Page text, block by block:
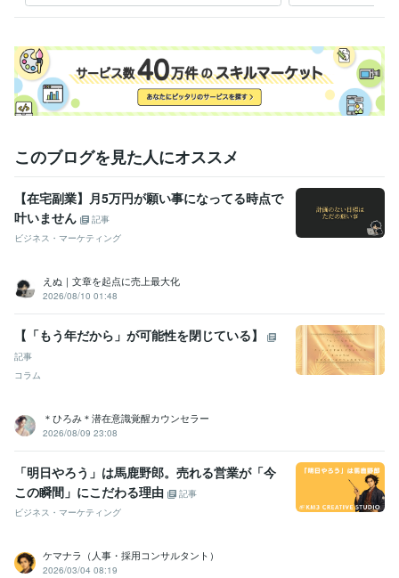
ール設計 専門用語なし　丸投げオーダメイド 業務設計図作成
動画編集・映像制作 オリジナル楽曲制作【納品実績5件】
売れる生
き残る皆に愛されるお店の作り方！ 素材なしでもOK、高純度な企業
PR動画
歌ってみたMIX【直近納品実績7件】 フルアニメーションM
V,PV作成 オリパガチャ、ガチャ演出設計～映像制作
語学力
で制作
このブログを見た人にオススメ
【在宅副業】月5万円が願い事になってる時点で
叶いません
記事
ビジネス・マーケティング
えぬ｜文章を起点に売上最大化
2026/08/10 01:48
【「もう年だから」が可能性を閉じている】
記事
コラム
＊ひろみ＊潜在意識覚醒カウンセラー
2026/08/09 23:08
「明日やろう」は馬鹿野郎。売れる営業が「今
この瞬間」にこだわる理由
記事
ビジネス・マーケティング
ケマナラ（人事・採用コンサルタント）
2026/03/04 08:19